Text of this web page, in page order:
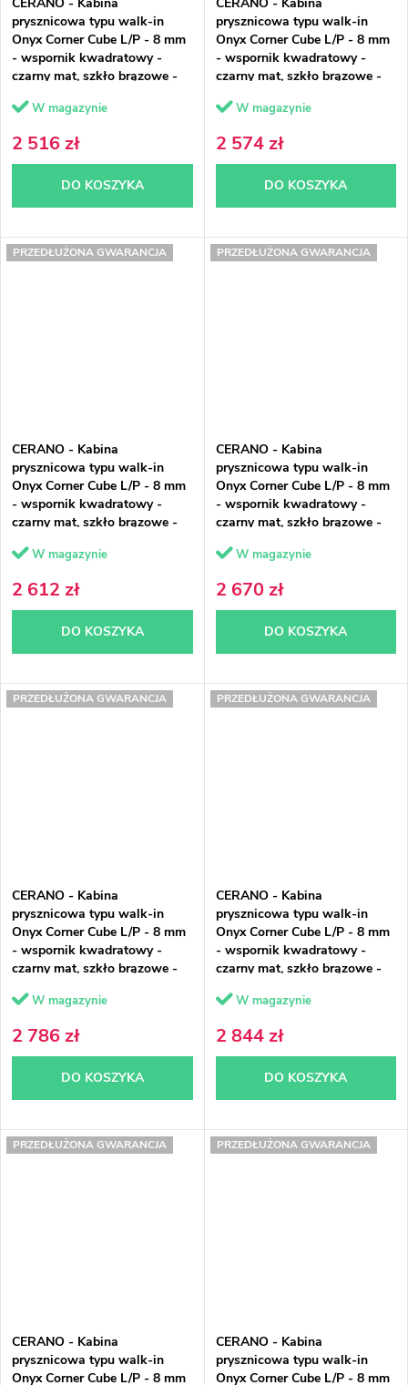
prysznicowa typu walk-in
Onyx Corner Cube L/P - 8 mm
- wspornik kwadratowy -
czarny mat, szkło brązowe -
W magazynie
2 516 zł
DO KOSZYKA
prysznicowa typu walk-in
Onyx Corner Cube L/P - 8 mm
- wspornik kwadratowy -
czarny mat, szkło brązowe -
W magazynie
2 574 zł
DO KOSZYKA
PRZEDŁUŻONA GWARANCJA
CERANO - Kabina
prysznicowa typu walk-in
Onyx Corner Cube L/P - 8 mm
- wspornik kwadratowy -
czarny mat, szkło brązowe -
W magazynie
2 612 zł
DO KOSZYKA
PRZEDŁUŻONA GWARANCJA
CERANO - Kabina
prysznicowa typu walk-in
Onyx Corner Cube L/P - 8 mm
- wspornik kwadratowy -
czarny mat, szkło brązowe -
W magazynie
2 670 zł
DO KOSZYKA
PRZEDŁUŻONA GWARANCJA
CERANO - Kabina
prysznicowa typu walk-in
Onyx Corner Cube L/P - 8 mm
- wspornik kwadratowy -
czarny mat, szkło brązowe -
W magazynie
2 786 zł
DO KOSZYKA
PRZEDŁUŻONA GWARANCJA
CERANO - Kabina
prysznicowa typu walk-in
Onyx Corner Cube L/P - 8 mm
- wspornik kwadratowy -
czarny mat, szkło brązowe -
W magazynie
2 844 zł
DO KOSZYKA
PRZEDŁUŻONA GWARANCJA
CERANO - Kabina
prysznicowa typu walk-in
Onyx Corner Cube L/P - 8 mm
PRZEDŁUŻONA GWARANCJA
CERANO - Kabina
prysznicowa typu walk-in
Onyx Corner Cube L/P - 8 mm